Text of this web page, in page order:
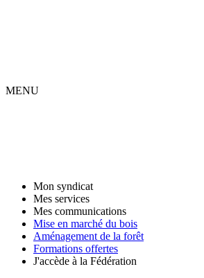
MENU
Mon syndicat
Mes services
Mes communications
Mise en marché du bois
Aménagement de la forêt
Formations offertes
J'accède à la Fédération